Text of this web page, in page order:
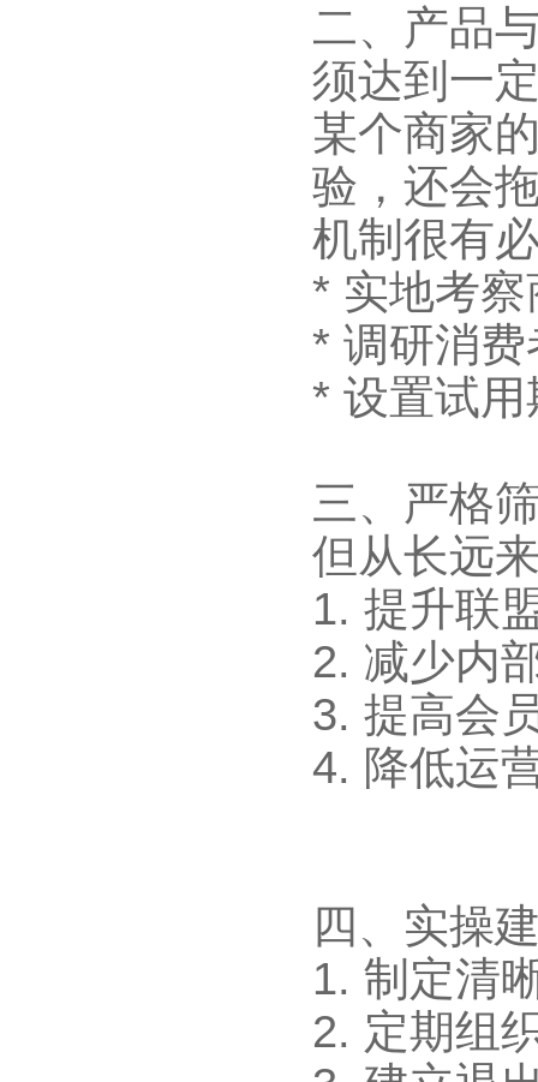
二、产品
须达到一
某个商家
验，还会
机制很有
* 实地考
* 调研消
* 设置试
三、严格
但从长远
1. 提升联
2. 减少内
3. 提高会
4. 降低运
四、实操
1. 制定清
2. 定期组